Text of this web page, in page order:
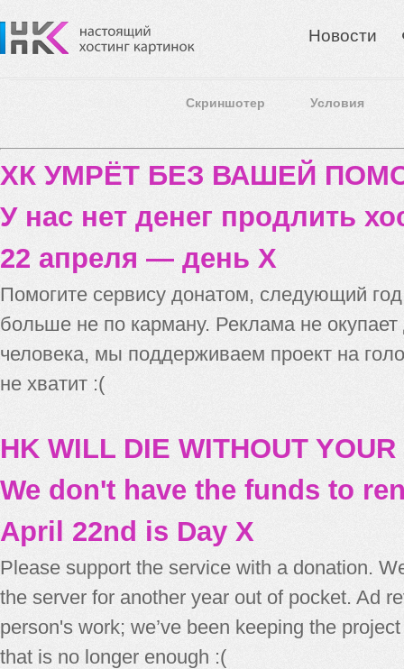
Новости
Скриншотер Условия
ХК УМРЁТ БЕЗ ВАШЕЙ
У нас нет денег продлить
22 апреля — день X
Помогите сервису донатом, следующий
больше не по карману. Реклама не
человека, мы поддерживаем проект на
не хватит :(
HK WILL DIE WITHOUT
We don't have the funds to
April 22nd is Day X
Please support the service with a donation.
the server for another year out of pocket. Ad
person's work; we’ve been keeping the
that is no longer enough :(